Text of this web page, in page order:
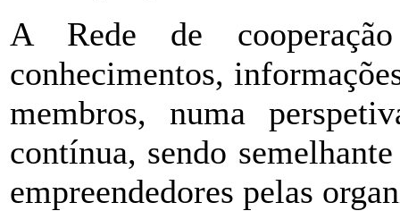
A Rede de
conhecimentos,
membros, numa
contínua, sendo
empreendedores pelas